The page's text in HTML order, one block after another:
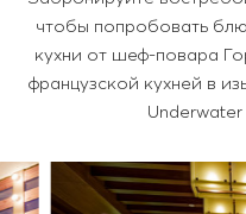
чтобы попробовать
кухни от шеф-повара
французской кухней в
Underwater